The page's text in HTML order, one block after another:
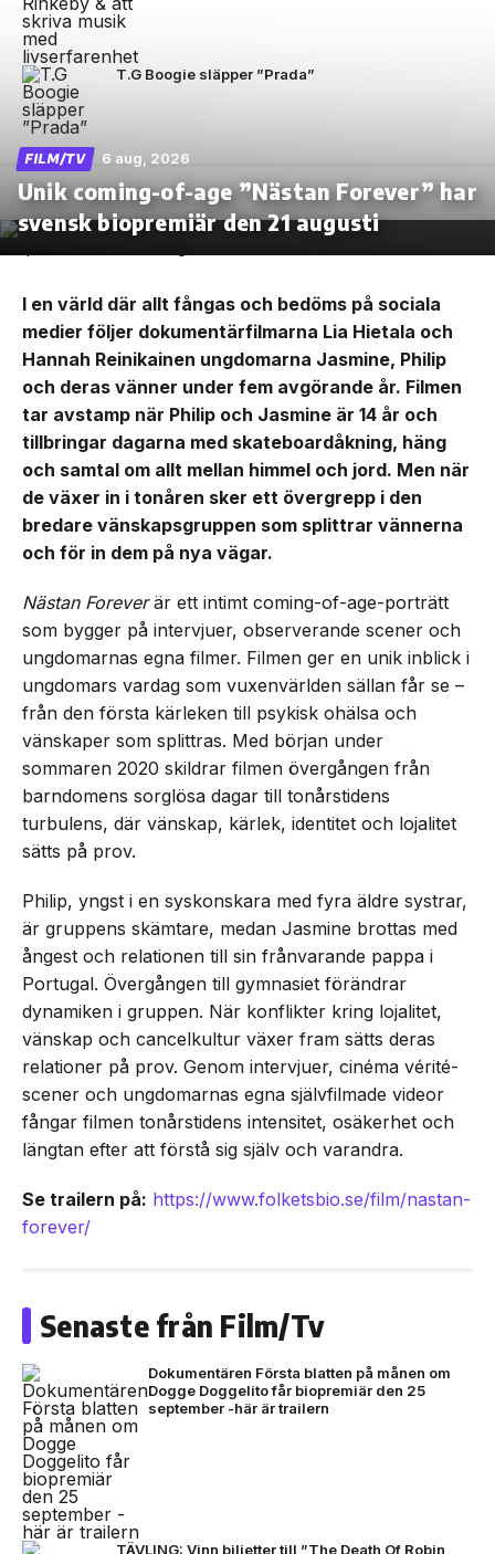
T.G Boogie släpper ”Prada”
FILM/TV 6 aug, 2026
Unik coming-of-age ”Nästan Forever” har
svensk biopremiär den 21 augusti
I en värld där allt fångas och bedöms på sociala
medier följer dokumentärfilmarna Lia Hietala och
Hannah Reinikainen ungdomarna Jasmine, Philip
och deras vänner under fem avgörande år. Filmen
tar avstamp när Philip och Jasmine är 14 år och
tillbringar dagarna med skateboardåkning, häng
och samtal om allt mellan himmel och jord. Men när
de växer in i tonåren sker ett övergrepp i den
bredare vänskapsgruppen som splittrar vännerna
och för in dem på nya vägar.
Nästan Foreverär ett intimt coming-of-age-porträtt
som bygger på intervjuer, observerande scener och
ungdomarnas egna filmer. Filmen ger en unik inblick i
ungdomars vardag som vuxenvärlden sällan får se –
från den första kärleken till psykisk ohälsa och
vänskaper som splittras. Med början under
sommaren 2020 skildrar filmen övergången från
barndomens sorglösa dagar till tonårstidens
turbulens, där vänskap, kärlek, identitet och lojalitet
sätts på prov.
Philip, yngst i en syskonskara med fyra äldre systrar,
är gruppens skämtare, medan Jasmine brottas med
ångest och relationen till sin frånvarande pappa i
Portugal. Övergången till gymnasiet förändrar
dynamiken i gruppen. När konflikter kring lojalitet,
vänskap och cancelkultur växer fram sätts deras
relationer på prov. Genom intervjuer, cinéma vérité-
scener och ungdomarnas egna självfilmade videor
fångar filmen tonårstidens intensitet, osäkerhet och
längtan efter att förstå sig själv och varandra.
Se trailern på: https://www.folketsbio.se/film/nastan-
forever/
Senaste från Film/Tv
Dokumentären Första blatten på månen om
Dogge Doggelito får biopremiär den 25
september -här är trailern
TÄVLING: Vinn biljetter till ”The Death Of Robin